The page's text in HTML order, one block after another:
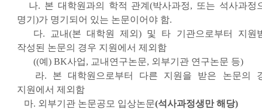
나. 본 대학원과의 학적 관계(박사과정, 또는 석사과정
명기)가 명기되어 있는 논문이어야 함.
다. 교내(본 대학원 제외) 및 타 기관으로부터 지원
작성된 논문의 경우 지원에서 제외함
((예) BK사업, 교내연구논문, 외부기관 연구논문 등)
라. 본 대학원으로부터 다른 지원을 받은 논문의
지원에서 제외함
마. 외부기관 논문공모 입상논문(석사과정생만 해당)